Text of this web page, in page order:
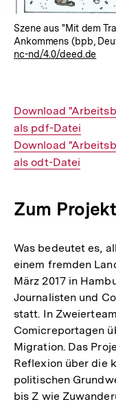
Szene aus "Mit dem
Ankommens (bpb,
nc-nd/4.0/deed.de
Interner
Link:
Download
als pdf-Datei
Interner
Link:
Download
als odt-Datei
Zum Projekt
Was bedeutet es,
einem fremden
März 2017 in
Journalisten und
statt. In
Comicreportagen
Migration. Das
Reflexion über die
politischen
bis Z wie